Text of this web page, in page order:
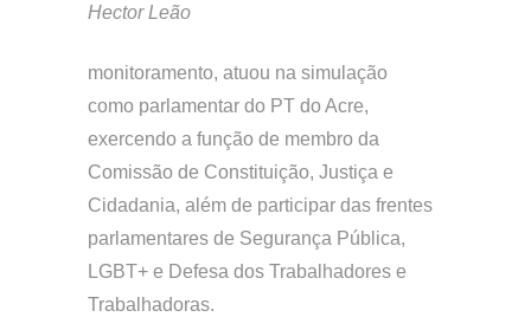
Hector Leão
monitoramento, atuou na simulação
como parlamentar do PT do Acre,
exercendo a função de membro da
Comissão de Constituição, Justiça e
Cidadania, além de participar das frentes
parlamentares de Segurança Pública,
LGBT+ e Defesa dos Trabalhadores e
Trabalhadoras.